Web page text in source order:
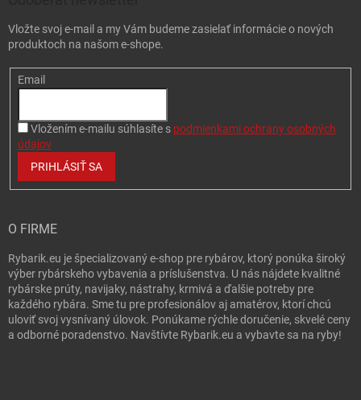
Vložte svoj e-mail a my Vám budeme zasielať informácie o nových
produktoch na našom e-shope.
Email
Vložením e-mailu súhlasíte s podmienkami ochrany osobných
údajov
PRIHLÁSIŤ SA
O FIRME
Rybarik.eu je špecializovaný e-shop pre rybárov, ktorý ponúka široký
výber rybárskeho vybavenia a príslušenstva. U nás nájdete kvalitné
rybárske prúty, navijaky, nástrahy, krmivá a ďalšie potreby pre
každého rybára. Sme tu pre profesionálov aj amatérov, ktorí chcú
uloviť svoj vysnívaný úlovok. Ponúkame rýchle doručenie, skvelé ceny
a odborné poradenstvo. Navštívte Rybarik.eu a vybavte sa na ryby!